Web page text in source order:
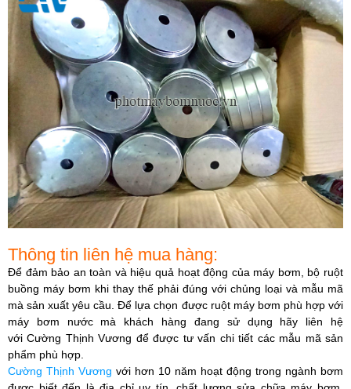
Thông tin liên hệ mua hàng:
Để đảm bảo an toàn và hiệu quả hoạt động của máy bơm, bộ ruột
buồng máy bơm khi thay thế phải đúng với chủng loại và mẫu mã
mà sản xuất yêu cầu. Để lựa chọn được ruột máy bơm phù hợp với
máy bơm nước mà khách hàng đang sử dụng hãy liên hệ
vớiCường Thịnh Vương để được tư vấn chi tiết các mẫu mã sản
phẩm phù hợp.​
Cường Thịnh Vương với hơn 10 năm hoạt động trong ngành bơm